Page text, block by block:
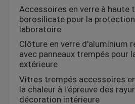
Accessoires en verre à haute
borosilicate pour la
laboratoire
Clôture en verre d'aluminium
avec panneaux trempés pour
extérieure
Vitres trempés accessoires
la chaleur à l'épreuve des
décoration intérieure